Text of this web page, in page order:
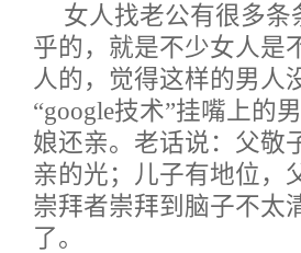
女人找老公有很多
乎的，就是不少女人是
人的，觉得这样的男人
“google技术”挂嘴上的
娘还亲。老话说：父敬
亲的光；儿子有地位，
崇拜者崇拜到脑子不太
了。